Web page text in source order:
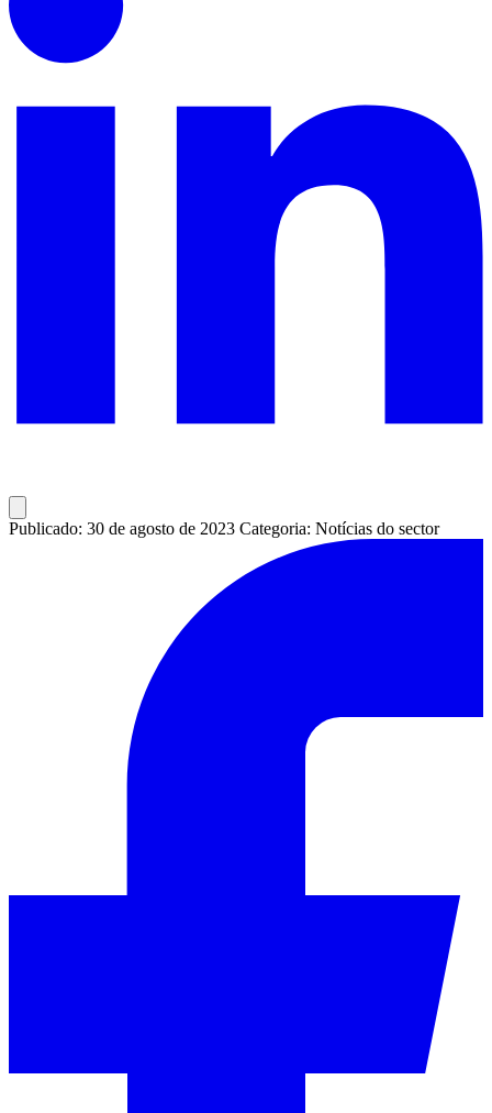
Publicado: 30 de agosto de 2023 Categoria: Notícias do sector